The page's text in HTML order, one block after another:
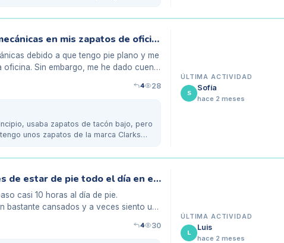
Dificultades con las plantillas biomecánicas en mis zapatos de oficina
debido a que tengo pie plano y me
Sin embargo, me he dado cuenta
4 28
usaba zapatos de tacón bajo, pero
unos zapatos de la marca Clarks
ÚLTIMA ACTIVIDAD
S
Sofía
hace 2 meses
Mis pies me duelen mucho después de estar de pie todo el día en el trabajo
casi 10 horas al día de pie.
bastante cansados y a veces siento un
4 30
ÚLTIMA ACTIVIDAD
L
Luis
hace 2 meses